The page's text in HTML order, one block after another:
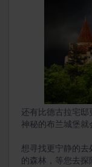
还有比德古拉宅邸
神秘的布兰城堡就
想寻找更宁静的
的森林，等您去